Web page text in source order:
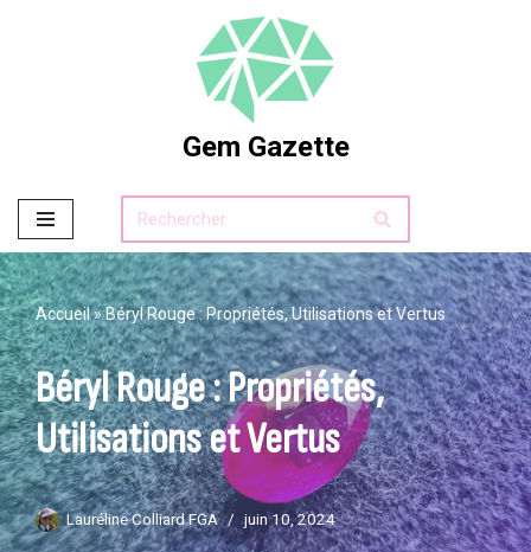
Gem Gazette
Accueil»Béryl Rouge : Propriétés, Utilisations et Vertus
Béryl Rouge : Propriétés,
Utilisations et Vertus
Lauréline Colliard FGA juin 10, 2024